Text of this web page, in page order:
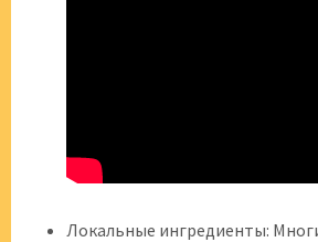
Локальные ингредиенты: